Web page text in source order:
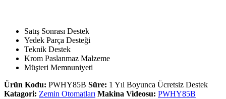
Satış Sonrası Destek
Yedek Parça Desteği
Teknik Destek
Krom Paslanmaz Malzeme
Müşteri Memnuniyeti
Ürün Kodu: PWHY85B Süre: 1 Yıl Boyunca Ücretsiz Destek
Katagori: Zemin Otomatları Makina Videosu: PWHY85B